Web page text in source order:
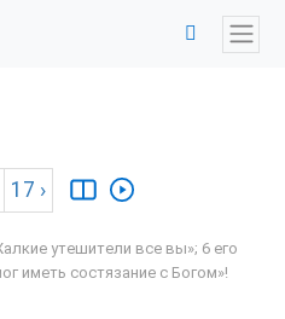
17 ›
утешители все вы»; 6 его
иметь состязание с Богом»!